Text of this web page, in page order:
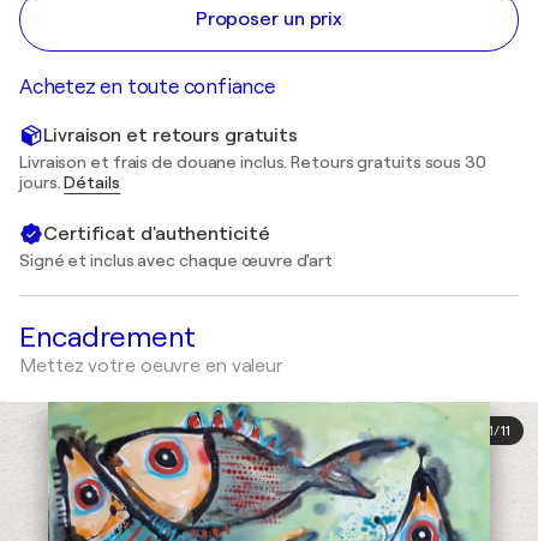
Proposer un prix
Achetez en toute confiance
Livraison et retours gratuits
Livraison et frais de douane inclus. Retours gratuits sous 30
jours.Détails
Certificat d'authenticité
Signé et inclus avec chaque œuvre d'art
Encadrement
Mettez votre oeuvre en valeur
1/11